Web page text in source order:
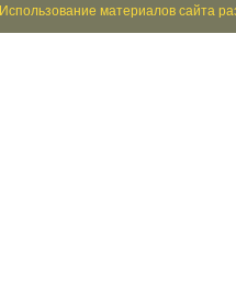
Использование материалов сайта